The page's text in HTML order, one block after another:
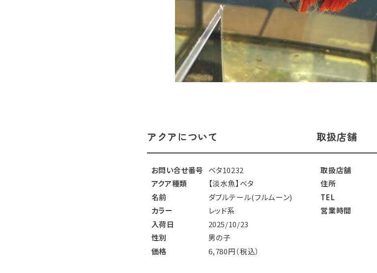
アクアについて
お問い合せ番号
ベタ10232
アクア種類
【淡水魚】ベタ
名前
ダブルテール(フルムーン)
カラー
レッド系
入荷日
2025/10/23
性別
男の子
価格
6,780円（税込）
取扱店舗
取扱店舗
住所
TEL
営業時間